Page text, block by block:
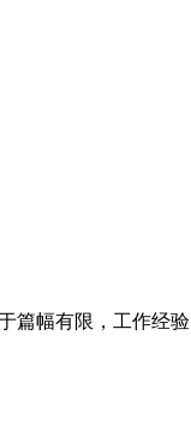
篇幅有限，工作经验